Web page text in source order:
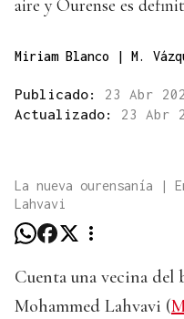
aire y Ourense es
Miriam Blanco | M.
Publicado: 23 Abr
Actualizado: 23 Abr
La nueva ourensanía |
Lahvavi
Cuenta una vecina del
Mohammed Lahvavi (